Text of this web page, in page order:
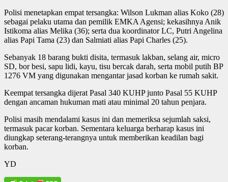
Polisi menetapkan empat tersangka: Wilson Lukman alias Koko (28)
sebagai pelaku utama dan pemilik EMKA Agensi; kekasihnya Anik
Istikoma alias Melika (36); serta dua koordinator LC, Putri Angelina
alias Papi Tama (23) dan Salmiati alias Papi Charles (25).
Sebanyak 18 barang bukti disita, termasuk lakban, selang air, micro
SD, bor besi, sapu lidi, kayu, tisu bercak darah, serta mobil putih BP
1276 VM yang digunakan mengantar jasad korban ke rumah sakit.
Keempat tersangka dijerat Pasal 340 KUHP junto Pasal 55 KUHP
dengan ancaman hukuman mati atau minimal 20 tahun penjara.
Polisi masih mendalami kasus ini dan memeriksa sejumlah saksi,
termasuk pacar korban. Sementara keluarga berharap kasus ini
diungkap seterang-terangnya untuk memberikan keadilan bagi
korban.
YD